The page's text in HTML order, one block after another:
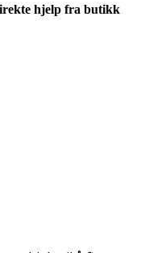
hjelp fra butikk